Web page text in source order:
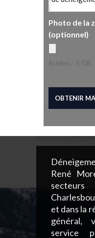
Photo de la
(optionnel)
fichiers : 5 GB.
René
et dans la
général,
service